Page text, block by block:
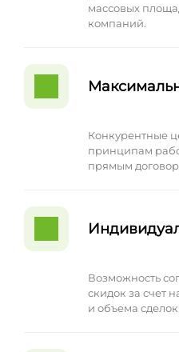
массовых
компаний.
Конкурентные
принципам
прямым
Возможность
скидок за счет
и объема сделок.